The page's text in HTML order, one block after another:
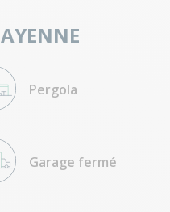
Pergola
Garage fermé